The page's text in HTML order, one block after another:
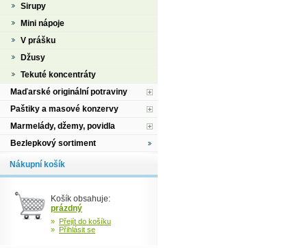
Sirupy
Mini nápoje
V prášku
Džusy
Tekuté koncentráty
Maďarské originální potraviny
Paštiky a masové konzervy
Marmelády, džemy, povidla
Bezlepkový sortiment
Nákupní košík
Košík obsahuje:
prázdný
» Přejít do košíku
» Přihlásit se